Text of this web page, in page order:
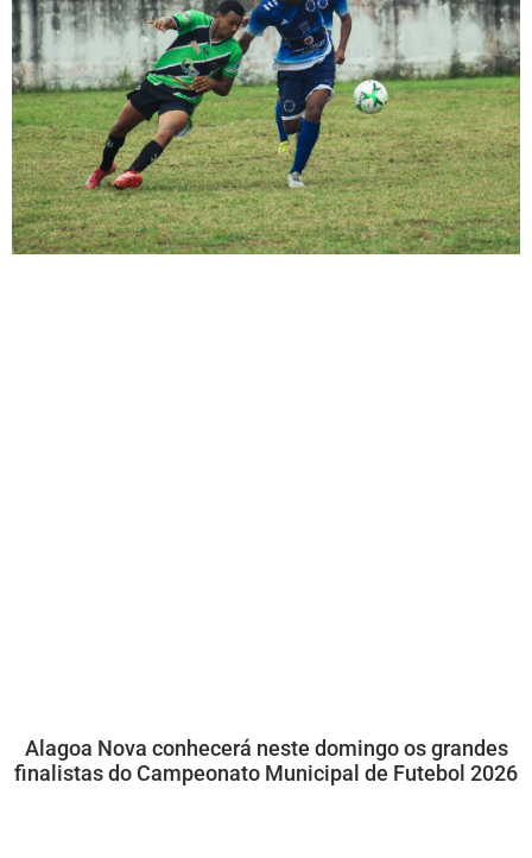
Alagoa Nova conhecerá neste domingo os grandes
finalistas do Campeonato Municipal de Futebol 2026